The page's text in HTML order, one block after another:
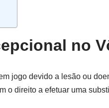
no
jogo devido a lesão ou
o direito a efetuar uma